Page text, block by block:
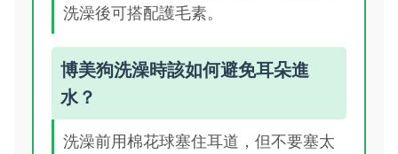
洗澡後可搭配護毛素。
博美狗洗澡時該如何避免耳朵進
水？
洗澡前用棉花球塞住耳道，但不要塞太